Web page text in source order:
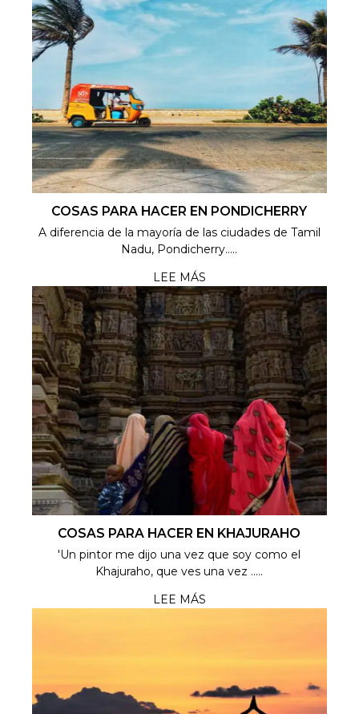
COSAS PARA HACER EN PONDICHERRY
A diferencia de la mayoría de las ciudades de Tamil
Nadu, Pondicherry.....
LEE MÁS
COSAS PARA HACER EN KHAJURAHO
'Un pintor me dijo una vez que soy como el
Khajuraho, que ves una vez .....
LEE MÁS